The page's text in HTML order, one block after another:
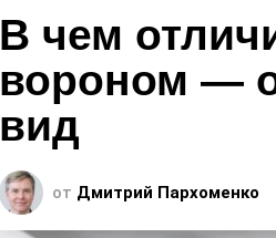
В чем
вороном —
вид
от Дмитрий Пархоменко